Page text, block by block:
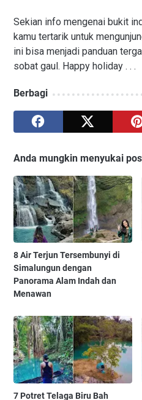
Sekian info mengenai bukit
kamu tertarik untuk
ini bisa menjadi panduan
sobat gaul. Happy holiday . . .
Berbagi
Anda mungkin menyukai
8 Air Terjun Tersembunyi di
Simalungun dengan
Panorama Alam Indah dan
Menawan
7 Potret Telaga Biru Bah